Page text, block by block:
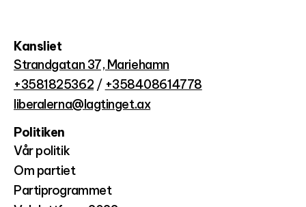
Kansliet
Strandgatan 37, Mariehamn
+3581825362 / +358408614778
liberalerna@lagtinget.ax
Politiken
Vår politik
Om partiet
Partiprogrammet